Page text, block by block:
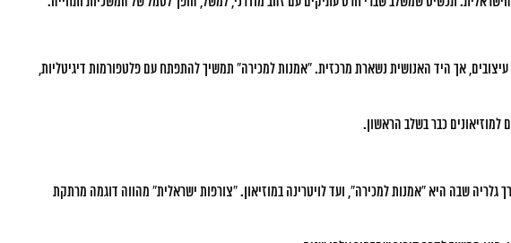
אך היד האנושית נשארת מרכזית. “אמנות למכירה” תמשיך להתפתח עם פלטפורמות דיגיטליות,
למוזיאונים כבר בשלב הראשון.
שבה היא “אמנות למכירה”, ועד לויטרינה במוזיאון. “צורפות ישראלית” מהווה דוגמה מרתקת